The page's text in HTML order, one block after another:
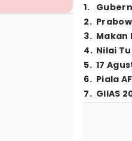
1.
2.
3. Makan
4. Nilai
5. 17
6. Piala
7. GIIAS